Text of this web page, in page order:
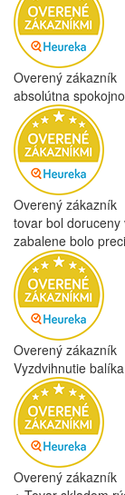
Overený zákazník
+ rýchle dodanie
Overený zákazník
+ Rýchlosť
ktorý sa u nás
komunikácia
Overený zákazník
Tovar bol dobre
Všetko prebehlo